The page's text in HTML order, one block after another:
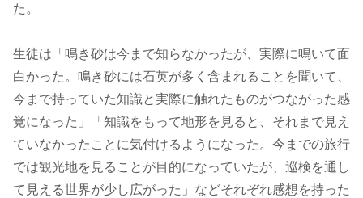
た。
生徒は「鳴き砂は今まで知らなかったが、実際に鳴いて面
白かった。鳴き砂には石英が多く含まれることを聞いて、
今まで持っていた知識と実際に触れたものがつながった感
覚になった」「知識をもって地形を見ると、それまで見え
ていなかったことに気付けるようになった。今までの旅行
では観光地を見ることが目的になっていたが、巡検を通し
て見える世界が少し広がった」などそれぞれ感想を持った